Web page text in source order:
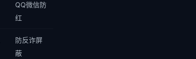
QQ微信防
红
防反诈屏
蔽